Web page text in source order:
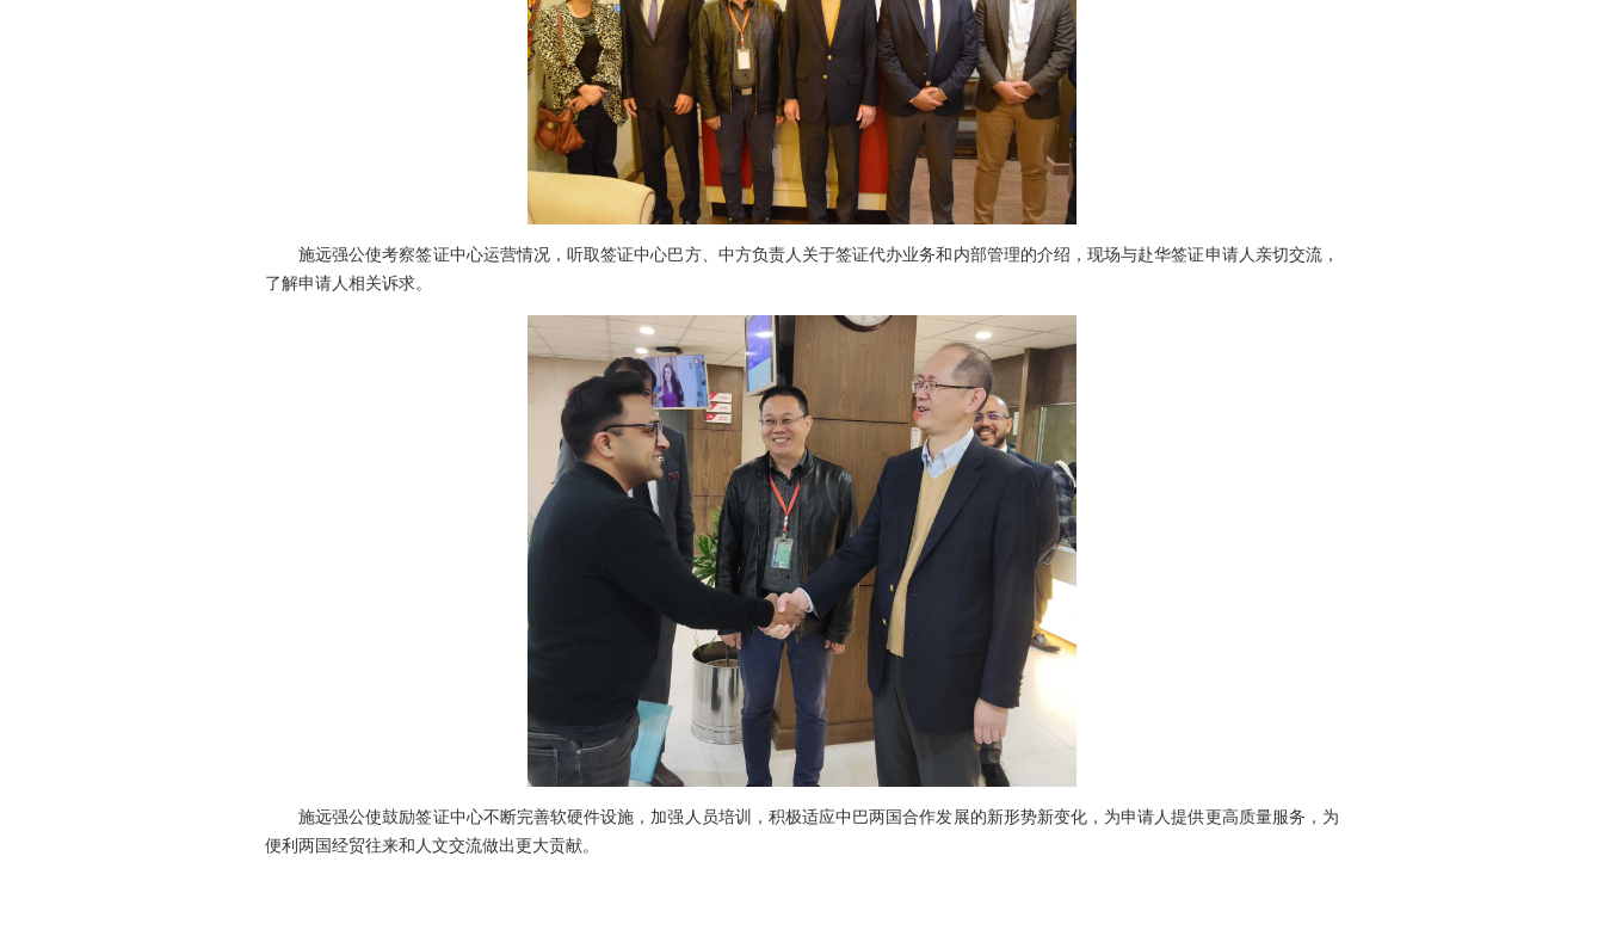
施远强公使考察签证中心运营情况，听取签证中心巴方、中方负责人关于签证代办业务和内部管理的介绍，现场与赴华签证申请人亲切交流，
了解申请人相关诉求。
施远强公使鼓励签证中心不断完善软硬件设施，加强人员培训，积极适应中巴两国合作发展的新形势新变化，为申请人提供更高质量服务，为
便利两国经贸往来和人文交流做出更大贡献。